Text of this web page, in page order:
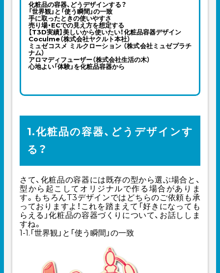
化粧品の容器、どうデザインする？
「世界観」と「使う瞬間」の一致
手に取ったときの使いやすさ
売り場・ECでの見え方を想定する
【T3D実績】美しいから使いたい！化粧品容器デザイン
Coculme（株式会社ヤクルト本社）
ミュゼコスメ ミルクローション （株式会社ミュゼプラチ
ナム）
アロマディフューザー（株式会社生活の木）
心地よい「体験」を化粧品容器から
1.化粧品の容器、どうデザインす
る？
さて、化粧品の容器には既存の型から選ぶ場合と、
型から起こしてオリジナルで作る場合がありま
す。もちろんT3デザインではどちらのご依頼も承
っておりますよ！これを踏まえて「好きになっても
らえる」化粧品の容器づくりについて、お話ししま
すね。
1-1.「世界観」と「使う瞬間」の一致